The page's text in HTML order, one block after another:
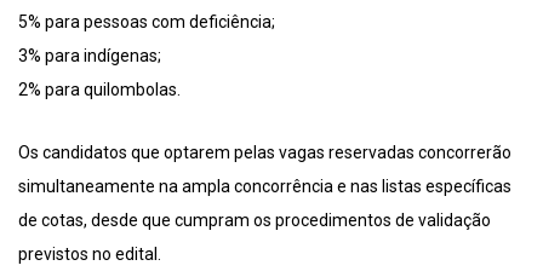
5% para pessoas com deficiência;
3% para indígenas;
2% para quilombolas.
Os candidatos que optarem pelas vagas reservadas concorrerão
simultaneamente na ampla concorrência e nas listas específicas
de cotas, desde que cumpram os procedimentos de validação
previstos no edital.